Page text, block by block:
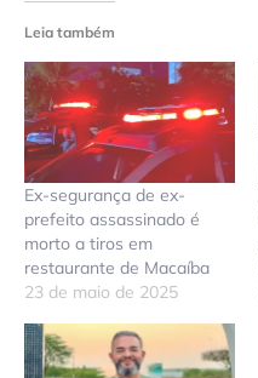
Leia também
Ex-segurança de ex-
prefeito assassinado é
morto a tiros em
restaurante de Macaíba
23 de maio de 2025